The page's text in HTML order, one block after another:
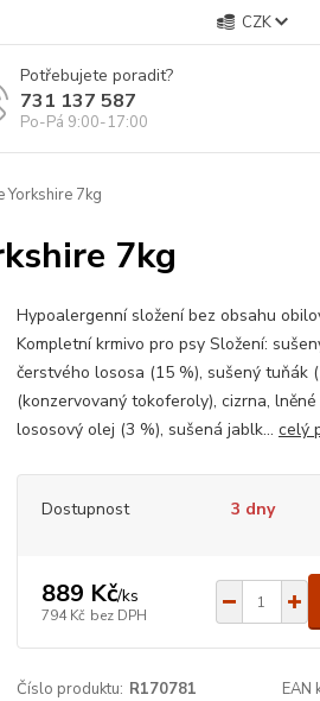
CZK
Potřebujete poradit?
731 137 587
Po-Pá 9:00-17:00
Yorkshire 7kg
7kg
Hypoalergenní složení bez obsahu
Kompletní krmivo pro psy Složení:
čerstvého lososa (15 %), sušený tuňák
(konzervovaný tokoferoly), cizrna,
lososový olej (3 %), sušená jablk... celý
Dostupnost 3 dny
889 Kč/ks
794 Kč bez DPH
Číslo produktu: R170781 EAN